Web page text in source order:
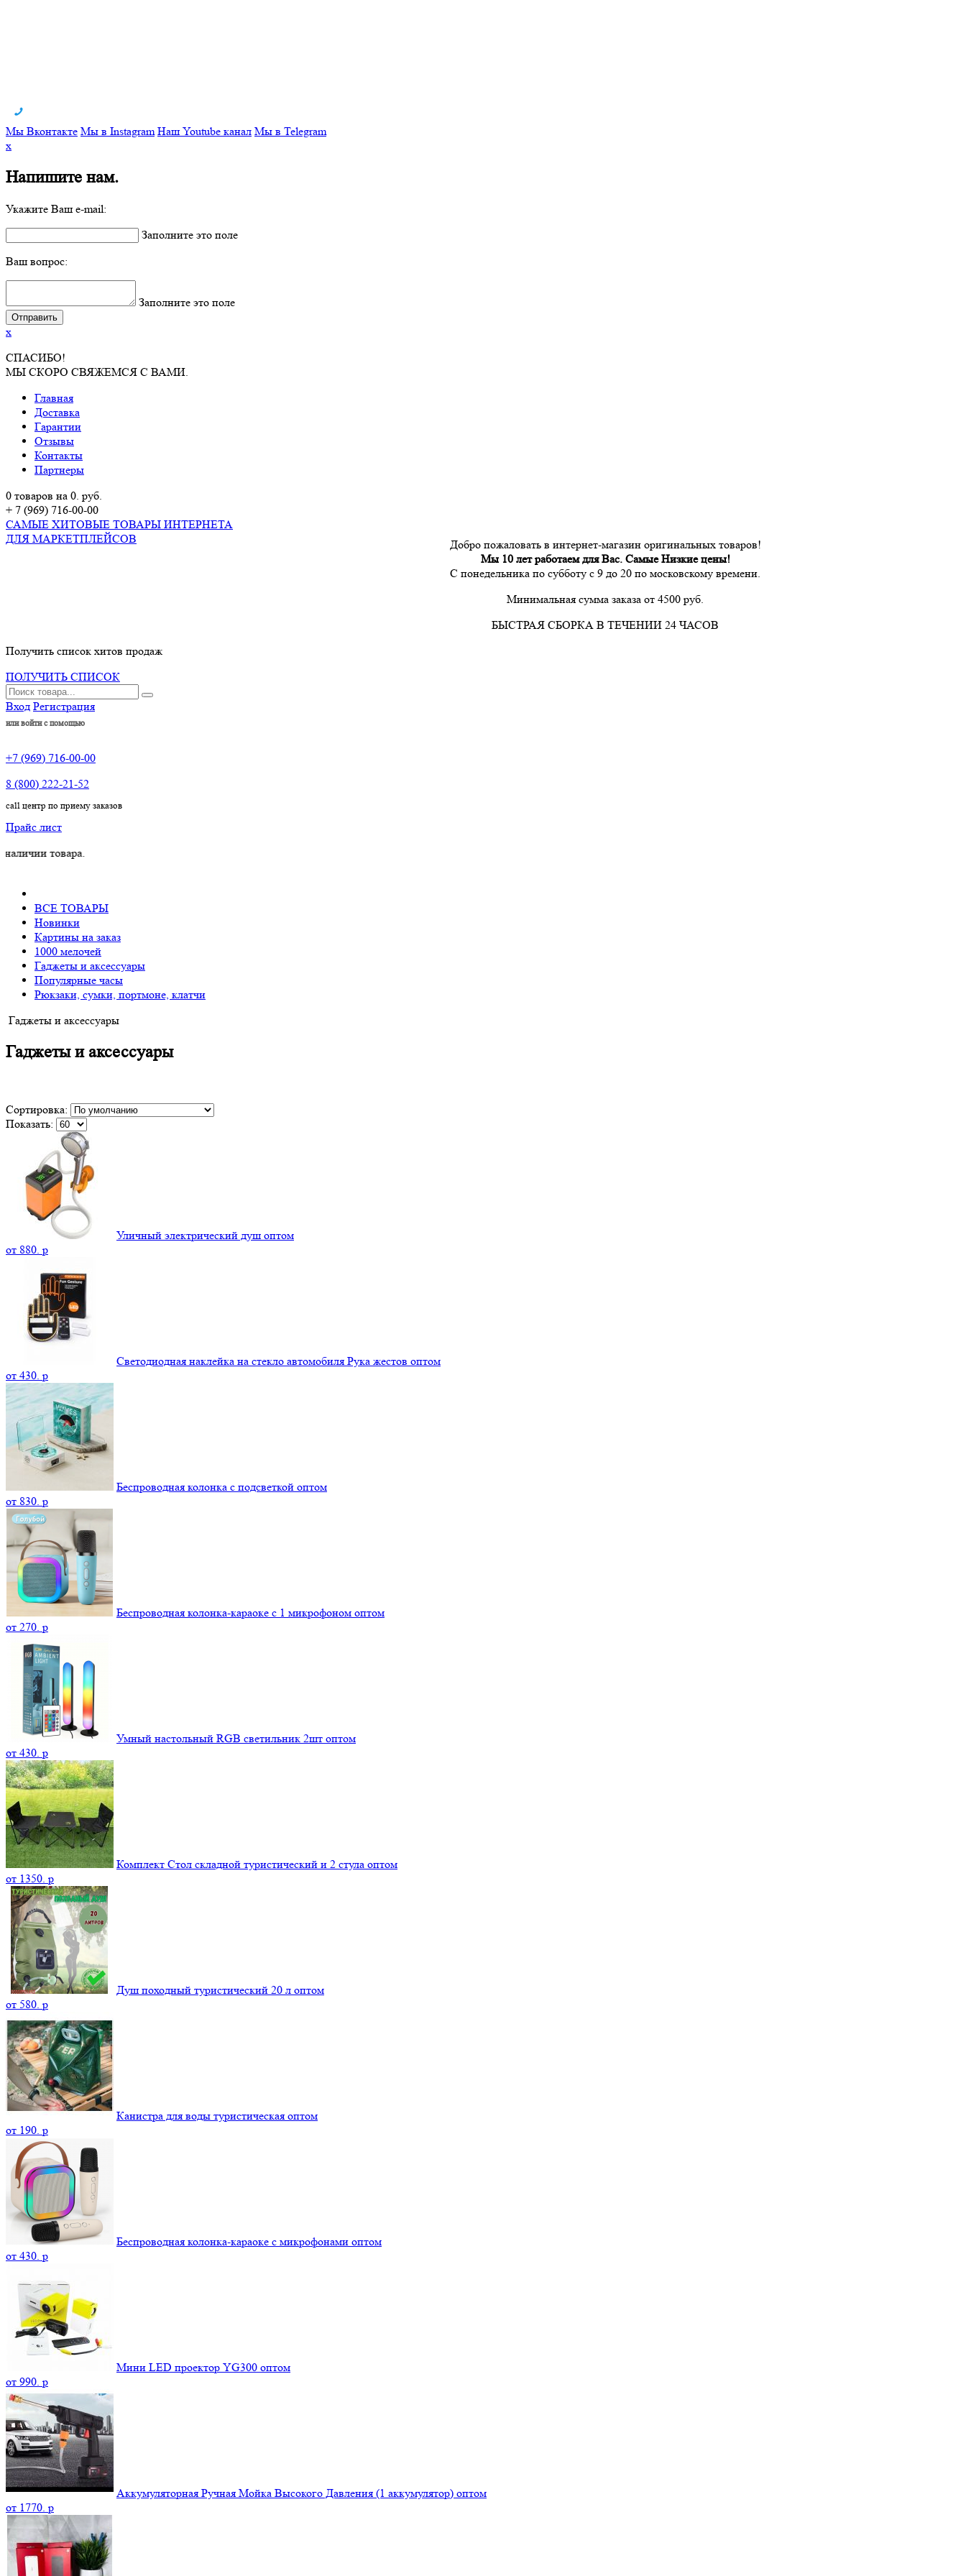
Мы Вконтакте Мы в Instagram Наш Youtube канал Мы в Telegram
x
Напишите нам.
Укажите Ваш e-mail:
Заполните это поле
Ваш вопрос:
Заполните это поле
x
СПАСИБО!
МЫ СКОРО СВЯЖЕМСЯ С ВАМИ.
Главная
Доставка
Гарантии
Отзывы
Контакты
Партнеры
0 товаров на 0. руб.
+ 7 (969) 716-00-00
САМЫЕ ХИТОВЫЕ ТОВАРЫ ИНТЕРНЕТА
ДЛЯ МАРКЕТПЛЕЙСОВ
Добро пожаловать в интернет-магазин оригинальных товаров!
Мы 10 лет работаем для Вас. Самые Низкие цены!
С понедельника по субботу с 9 до 20 по московскому времени.
Минимальная сумма заказа от 4500 руб.
БЫСТРАЯ СБОРКА В ТЕЧЕНИИ 24 ЧАСОВ
Получить список хитов продаж
ПОЛУЧИТЬ СПИСОК
Вход Регистрация
или войти с помощью
+7 (969) 716-00-00
8 (800) 222-21-52
call центр по приему заказов
Прайс лист
товара.
ВСЕ ТОВАРЫ
Новинки
Картины на заказ
1000 мелочей
Гаджеты и аксессуары
Популярные часы
Рюкзаки, сумки, портмоне, клатчи
Гаджеты и аксессуары
Гаджеты и аксессуары
Сортировка:
Показать:
Уличный электрический душ оптом
от 880. p
Светодиодная наклейка на стекло автомобиля Рука жестов оптом
от 430. p
Беспроводная колонка с подсветкой оптом
от 830. p
Беспроводная колонка-караоке с 1 микрофоном оптом
от 270. p
Умный настольный RGB светильник 2шт оптом
от 430. p
Комплект Стол складной туристический и 2 стула оптом
от 1350. p
Душ походный туристический 20 л оптом
от 580. p
Канистра для воды туристическая оптом
от 190. p
Беспроводная колонка-караоке с микрофонами оптом
от 430. p
Мини LED проектор YG300 оптом
от 990. p
Аккумуляторная Ручная Мойка Высокого Давления (1 аккумулятор) оптом
от 1770. p